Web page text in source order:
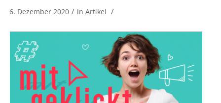
6. Dezember 2020 / in Artikel /